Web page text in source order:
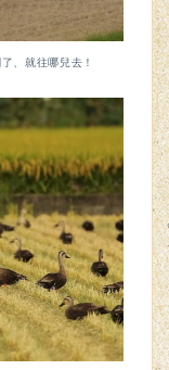
、就往哪兒去！